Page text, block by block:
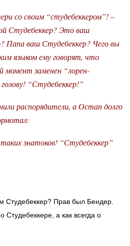
со своим “студебеккером”! –
Студебеккер? Это ваш
Папа ваш Студебеккер? Чего вы
языком ему говорят, что
момент заменен “лорен-
“Студебеккер!”
распорядители, а Остап долго
знатоков! “Студебеккер”
Студебеккер? Прав был Бендер.
Студебеккере, а как всегда о